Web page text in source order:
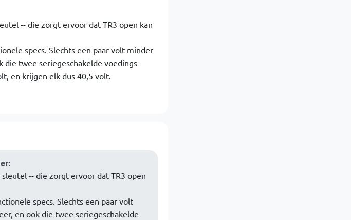
-- die zorgt ervoor dat TR3 open kan
specs. Slechts een paar volt minder
twee seriegeschakelde voedings-
en krijgen elk dus 40,5 volt.
:
-- die zorgt ervoor dat TR3 open
specs. Slechts een paar volt
en ook die twee seriegeschakelde